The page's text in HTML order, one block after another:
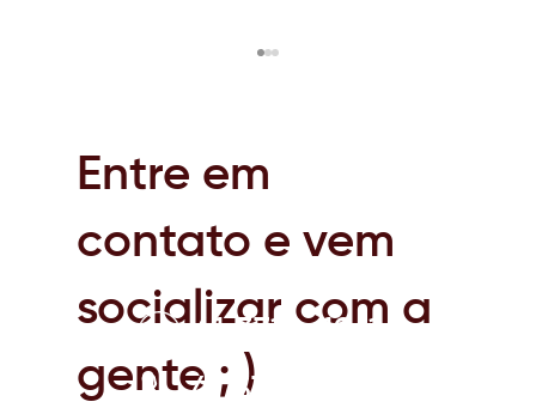
Pauta ambiental fará parte das eleições,
mas deverá ter poucos efeitos práticos
Entre em
contato e vem
socializar com a
gente ; )41 3319-1961
41 3319-1961